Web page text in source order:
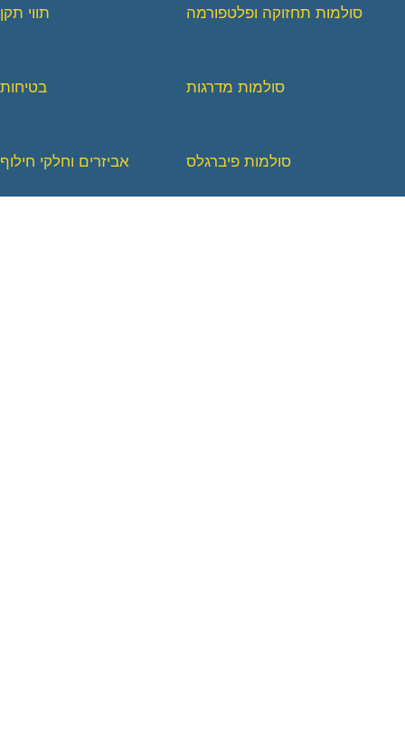
סולמות תחזוקה ופלטפורמה
אביזרים וחלקי חילוף
בטיחות
תווי תקן
סולמות פיברגלס
סולמות מדרגות